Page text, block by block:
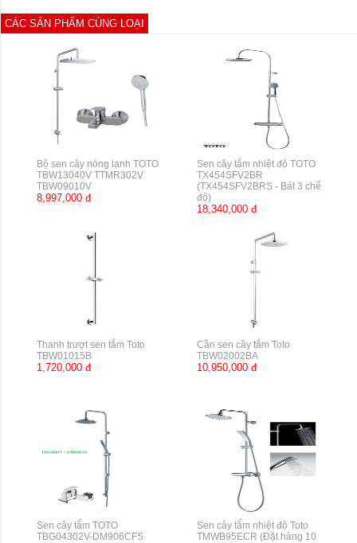
CÁC SẢN PHẨM CÙNG LOẠI
Bộ sen cây nóng lạnh TOTO
TBW13040V TTMR302V
TBW09010V
8,997,000 đ
Sen cây tắm nhiệt độ TOTO
TX454SFV2BR
(TX454SFV2BRS - Bát 3 chế
độ)
18,340,000 đ
Thanh trượt sen tắm Toto
TBW01015B
1,720,000 đ
Cần sen cây tắm Toto
TBW02002BA
10,950,000 đ
Sen cây tắm TOTO
TBG04302V-DM906CFS
Sen cây tắm nhiệt độ Toto
TMWB95ECR (Đặt hàng 10